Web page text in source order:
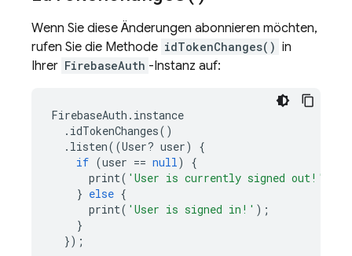
Wenn Sie diese Änderungen abonnieren möchten,
rufen Sie die Methode idTokenChanges() in
Ihrer FirebaseAuth -Instanz auf:
FirebaseAuth . instance
. idTokenChanges()
. listen((User? user)
{
if (user == null)
{
print( 'User is currently signed out!'
} else {
print( 'User is signed in!' );
}
});